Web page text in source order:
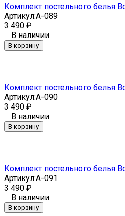
Комплект постельного белья
Артикул:A-089
3 490 ₽
В наличии
В корзину
Комплект постельного белья
Артикул:A-090
3 490 ₽
В наличии
В корзину
Комплект постельного белья
Артикул:A-091
3 490 ₽
В наличии
В корзину